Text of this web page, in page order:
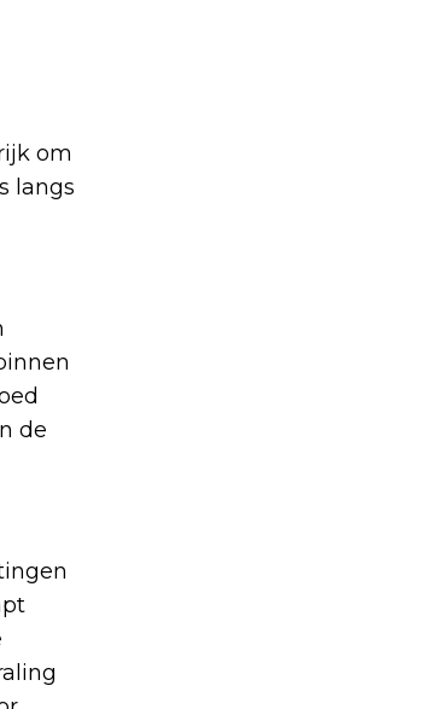
om
langs
de